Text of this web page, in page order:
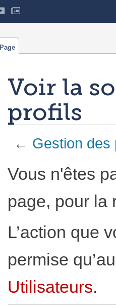
Voir la
profils
← Gestion des
Vous n'êtes
page, pour la
L’action que
permise
Utilisateurs.
Page